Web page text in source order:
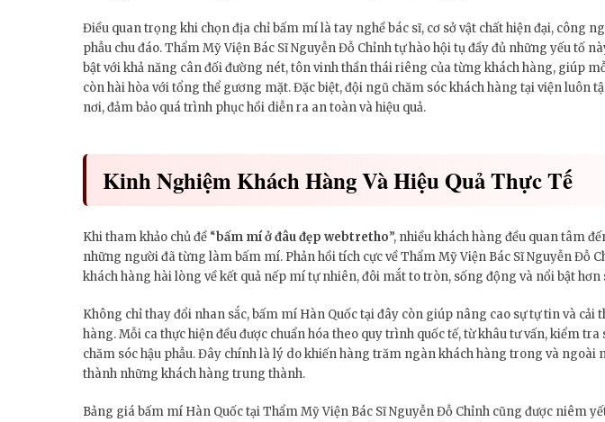
Điều quan trọng khi chọn địa chỉ bấm mí là tay nghề bác sĩ, cơ sở vật chất hiện đại, công
phẫu chu đáo. Thẩm Mỹ Viện Bác Sĩ Nguyễn Đỗ Chỉnh tự hào hội tụ đầy đủ những yếu tố
bật với khả năng cân đối đường nét, tôn vinh thần thái riêng của từng khách hàng, giúp
còn hài hòa với tổng thể gương mặt. Đặc biệt, đội ngũ chăm sóc khách hàng tại viện luôn
nơi, đảm bảo quá trình phục hồi diễn ra an toàn và hiệu quả.
Kinh Nghiệm Khách Hàng Và Hiệu Quả Thực Tế
Khi tham khảo chủ đề “bấm mí ở đâu đẹp webtretho”, nhiều khách hàng đều quan tâm
những người đã từng làm bấm mí. Phản hồi tích cực về Thẩm Mỹ Viện Bác Sĩ Nguyễn Đỗ
khách hàng hài lòng về kết quả nếp mí tự nhiên, đôi mắt to tròn, sống động và nổi bật hơn
Không chỉ thay đổi nhan sắc, bấm mí Hàn Quốc tại đây còn giúp nâng cao sự tự tin và cải
hàng. Mỗi ca thực hiện đều được chuẩn hóa theo quy trình quốc tế, từ khâu tư vấn, kiểm tra
chăm sóc hậu phẫu. Đây chính là lý do khiến hàng trăm ngàn khách hàng trong và ngoài
thành những khách hàng trung thành.
Bảng giá bấm mí Hàn Quốc tại Thẩm Mỹ Viện Bác Sĩ Nguyễn Đỗ Chỉnh cũng được niêm